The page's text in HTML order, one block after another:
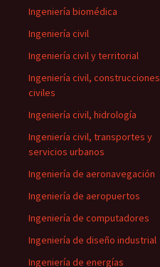
Ingeniería biomédica
Ingeniería civil
Ingeniería civil y territorial
Ingeniería civil, construcciones
civiles
Ingeniería civil, hidrología
Ingeniería civil, transportes y
servicios urbanos
Ingeniería de aeronavegación
Ingeniería de aeropuertos
Ingeniería de computadores
Ingeniería de diseño industrial
Ingeniería de energías